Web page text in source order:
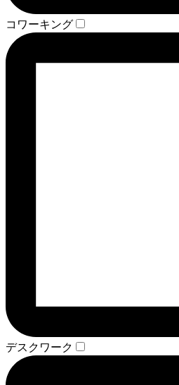
コワーキング
デスクワーク